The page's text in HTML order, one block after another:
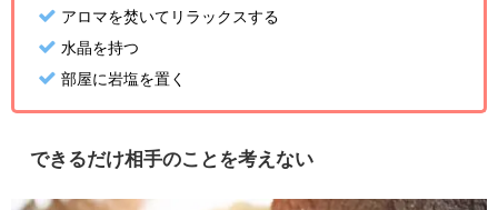
アロマを焚いてリラックスする
水晶を持つ
部屋に岩塩を置く
できるだけ相手のことを考えない